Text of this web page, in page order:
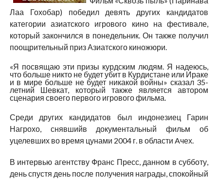
Лаа Гохобар) победил девять других кандидатов
категории азиатского игрового кино на фестивале,
который закончился в понедельник. Он также получил
поощрительный приз Азиатского киножюри.
«Я посвящаю эти призы курдским людям. Я надеюсь,
что больше никто не будет убит в Курдистане или Ираке
и в мире больше не будет никакой войны» сказал 35-
летний Шевкат, который также является автором
сценария своего первого игрового фильма.
Среди других кандидатов был индонезиец Гарин
Нагрохо, снявшийв документальный фильм об
уцелевших во время цунами 2004 г. в области Aчех.
В интервью агентству Франс Пресс, данном в субботу,
день спустя день после получения награды, спокойный